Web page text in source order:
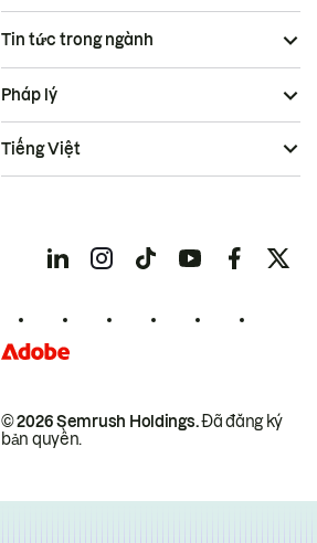
Tin tức trong ngành
© 2026 Semrush Holdings.Đã đăng ký
bản quyền.
Pháp lý
Tiếng Việt